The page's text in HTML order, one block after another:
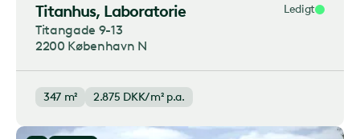
Titanhus, Laboratorie Ledigt
Titangade 9-13
2200 København N
347 m² 2.875 DKK/m² p.a.